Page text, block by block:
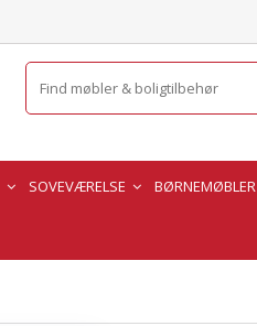
SOVEVÆRELSE BØRNEMØBLER